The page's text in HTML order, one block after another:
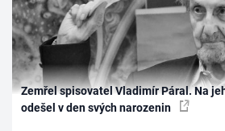
Zemřel spisovatel Vladimír Páral. Na
odešel v den svých narozenin